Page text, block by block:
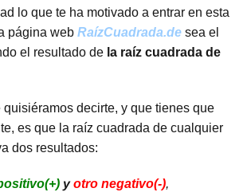
lo que te ha motivado a entrar en esta
página web RaízCuadrada.de sea el
el resultado de la raíz cuadrada de
decirte, y que tienes que
es que la raíz cuadrada de cualquier
dos resultados:
yotro negativo(-),